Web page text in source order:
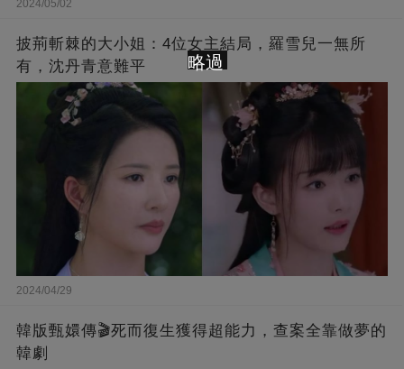
2024/05/02
披荊斬棘的大小姐：4位女主結局，羅雪兒一無所
有，沈丹青意難平
2024/04/29
韓版甄嬛傳🎬死而復生獲得超能力，查案全靠做夢的
韓劇
略過